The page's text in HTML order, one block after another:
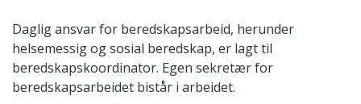
Daglig ansvar for beredskapsarbeid, herunder
helsemessig og sosial beredskap, er lagt til
beredskapskoordinator. Egen sekretær for
beredskapsarbeidet bistår i arbeidet.